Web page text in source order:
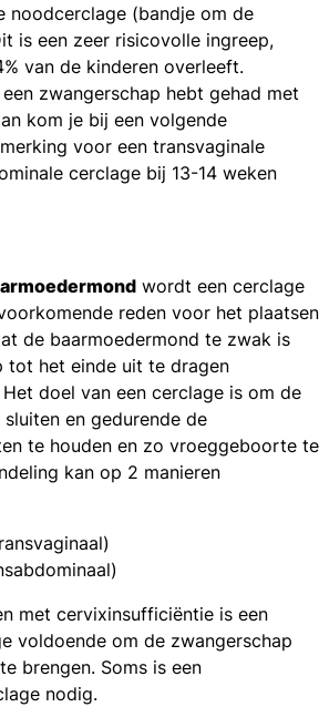
noodcerclage (bandje om de
is een zeer risicovolle ingreep,
van de kinderen overleeft.
zwangerschap hebt gehad met
kom je bij een volgende
voor een transvaginale
cerclage bij 13-14 weken
wordt een cerclage
reden voor het plaatsen
de baarmoedermond te zwak is
tot het einde uit te dragen
doel van een cerclage is om de
en gedurende de
te houden en zo vroeggeboorte te
kan op 2 manieren
met cervixinsufficiëntie is een
voldoende om de zwangerschap
brengen. Soms is een
nodig.